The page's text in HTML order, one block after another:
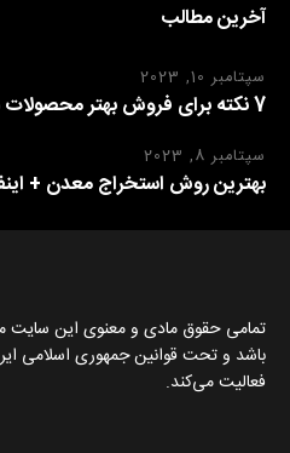
آخرین مطالب
سپتامبر 10, 2023
7 نکته برای فروش بهتر محصولات معدنی
سپتامبر 8, 2023
بهترین روش استخراج معدن +
تمامی حقوق مادی و معنوی این سایت
باشد و تحت قوانین جمهوری اسلامی
فعالیت می‌کند.